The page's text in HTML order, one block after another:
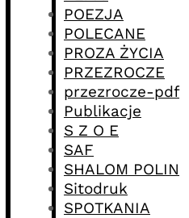
POEZJA
POLECANE
PROZA ŻYCIA
PRZEZROCZE
przezrocze-pdf
Publikacje
S Z O E
SAF
SHALOM POLIN
Sitodruk
SPOTKANIA